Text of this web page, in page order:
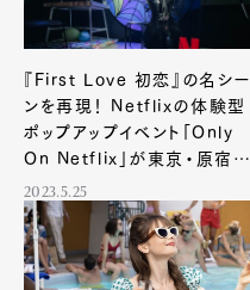
『First Love 初恋』の名シー
ンを再現！ Netflixの体験型
ポップアップイベント「Only
On Netflix」が東京・原宿で
開幕
2023.5.25